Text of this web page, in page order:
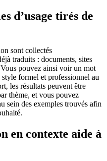
d’usage tirés de
sont collectés
traduits : documents, sites
pouvez ainsi voir un mot
formel et professionnel au
les résultats peuvent être
thème, et vous pouvez
sein des exemples trouvés afin
en contexte aide à